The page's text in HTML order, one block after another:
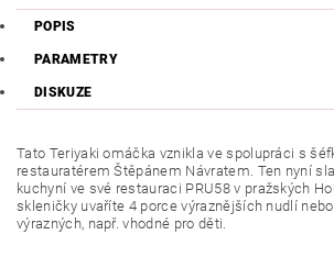
POPIS
PARAMETRY
DISKUZE
Tato Teriyaki omáčka vznikla ve spolupráci s
restauratérem Štěpánem Návratem. Ten nyní
kuchyní ve své restauraci PRU58 v pražských
skleničky uvaříte 4 porce výraznějších nudlí
výrazných, např. vhodné pro děti.